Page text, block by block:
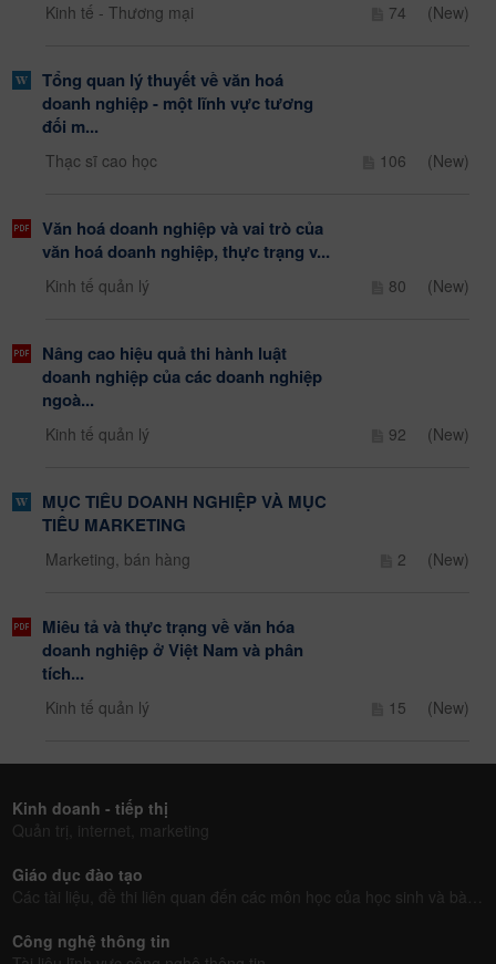
Kinh tế - Thương mại 74 (New)
Tổng quan lý thuyết về văn hoá
doanh nghiệp - một lĩnh vực tương
đối m...
Thạc sĩ cao học 106 (New)
Văn hoá doanh nghiệp và vai trò của
văn hoá doanh nghiệp, thực trạng v...
Kinh tế quản lý 80 (New)
Nâng cao hiệu quả thi hành luật
doanh nghiệp của các doanh nghiệp
ngoà...
Kinh tế quản lý 92 (New)
MỤC TIÊU DOANH NGHIỆP VÀ MỤC
TIÊU MARKETING
Marketing, bán hàng 2 (New)
Miêu tả và thực trạng về văn hóa
doanh nghiệp ở Việt Nam và phân
tích...
Kinh tế quản lý 15 (New)
Kinh doanh - tiếp thị
Quản trị, internet, marketing
Giáo dục đào tạo
Các tài liệu, đề thi liên quan đến các môn học của học sinh và bài giảng của giáo viên
Công nghệ thông tin